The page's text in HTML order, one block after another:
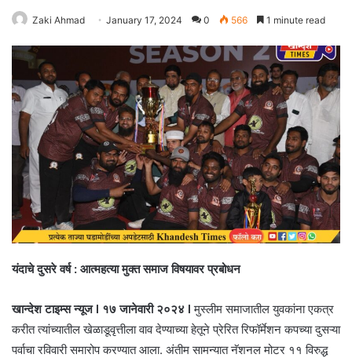
Zaki Ahmad January 17, 2024 0 566 1 minute read
यंदाचे दुसरे वर्ष : आत्महत्या मुक्त समाज विषयावर प्रबोधन
खान्देश टाइम्स न्यूज l १७ जानेवारी २०२४ l मुस्लीम समाजातील युवकांना एकत्र
करीत त्यांच्यातील खेळाडूवृत्तीला वाव देण्याच्या हेतूने प्रेरित रिफॉर्मेशन कपच्या दुसऱ्या
पर्वाचा रविवारी समारोप करण्यात आला. अंतीम सामन्यात नॅशनल मोटर ११ विरुद्ध